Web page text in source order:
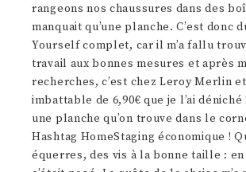
rangeons nos chaussures dans des
manquait qu’une planche. C’est donc
Yourself complet, car il m’a fallu
travail aux bonnes mesures et après
recherches, c’est chez Leroy Merlin
imbattable de 6,90€ que je l’ai déniché
une planche qu’on trouve dans le
Hashtag HomeStaging économique !
équerres, des vis à la bonne taille :